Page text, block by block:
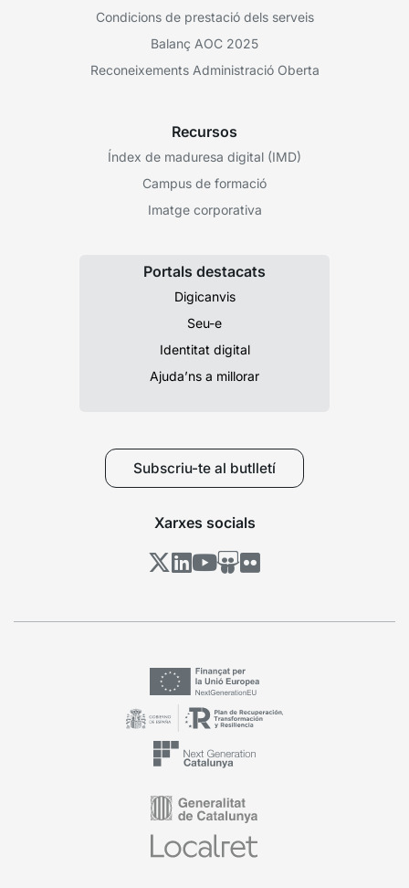
Condicions de prestació dels serveis
Balanç AOC 2025
Reconeixements Administració Oberta
Recursos
Índex de maduresa digital (IMD)
Campus de formació
Imatge corporativa
Portals destacats
Digicanvis
Seu-e
Identitat digital
Ajuda’ns a millorar
Subscriu-te al butlletí
Xarxes socials